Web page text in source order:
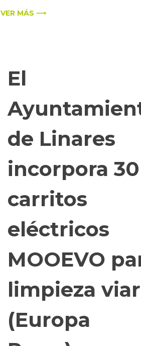
VER MÁS ⟶
El
de Linares
incorpora 30
carritos
eléctricos
MOOEVO
limpieza
(Europa